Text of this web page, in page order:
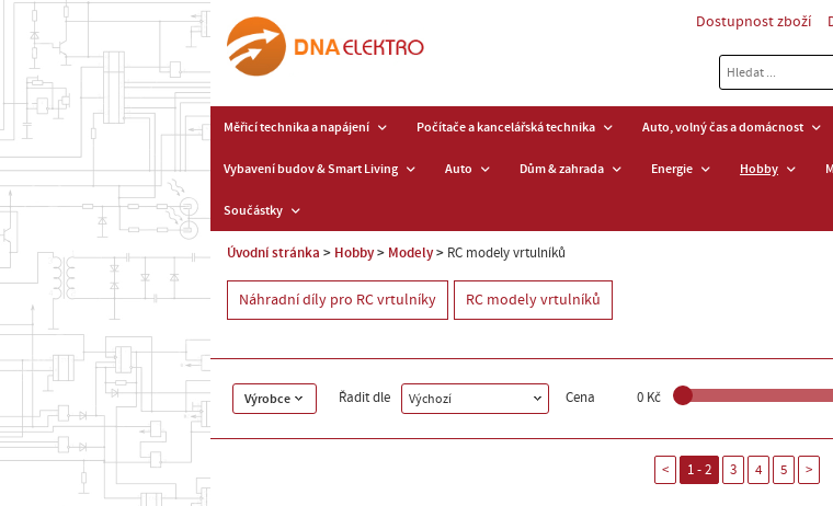
Dostupnost zboží
Měřicí technika a napájení Počítače a kancelářská technika Auto, volný čas a domácnost
Vybavení budov & Smart Living Auto Dům & zahrada Energie Hobby
Součástky
Úvodní stránka Hobby Modely RC modely vrtulníků
Náhradní díly pro RC vrtulníky RC modely vrtulníků
Výrobce Řadit dle Výchozí Cena 0 Kč
< 1 - 2 3 4 5 >